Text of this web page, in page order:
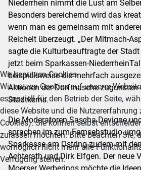
Niederrhein nimmt die Lust am
Besonders bereichernd wird das
wenn man es gemeinsam mit
Reichelt überzeugt. „Der Mitmach-
sagte die Kulturbeauftragte der
jetzt beim Sparkassen-
beispielsweise die mehrfach
Aktionen der Dorfmasche zugunsten
Stadtkerns.
Die Moderatoren Sascha Devigne
sprachen im zum Fernsehstudio
Sparkasse am Ostring zudem mit
Achterath und Dirk Elfgen. Der neue
Wir benutzen Cookies
Wir nutzen Cookies auf unserer
essenziell für den Betrieb der Seite,
diese Website und die Nutzererfahrung
Cookies). Sie können selbst
zulassen möchten. Bitte beachten Sie,
womöglich nicht mehr alle
Verfügung stehen.